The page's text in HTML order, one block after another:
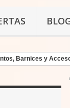
Barnices y